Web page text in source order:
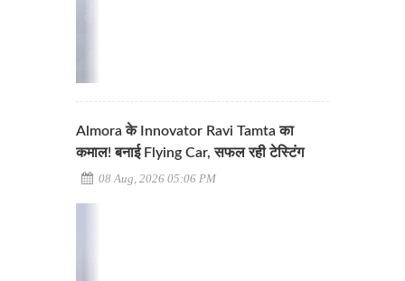
Almora के Innovator Ravi Tamta का
कमाल! बनाई Flying Car, सफल रही टेस्टिंग
08 Aug, 2026 05:06 PM